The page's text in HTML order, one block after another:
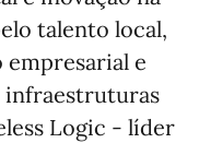
talento local,
e
infraestruturas
Logic - líder